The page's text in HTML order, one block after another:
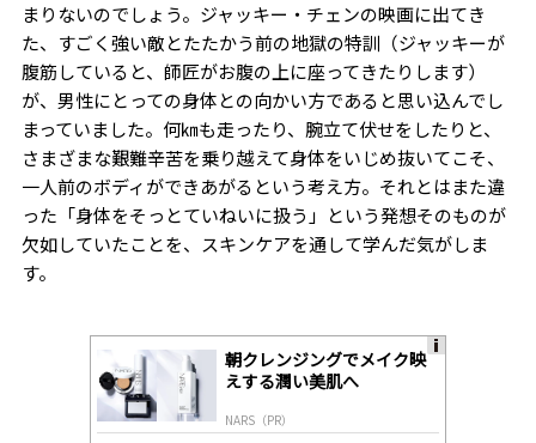
まりないのでしょう。ジャッキー・チェンの映画に出てき
た、すごく強い敵とたたかう前の地獄の特訓（ジャッキーが
腹筋していると、師匠がお腹の上に座ってきたりします）
が、男性にとっての身体との向かい方であると思い込んでし
まっていました。何㎞も走ったり、腕立て伏せをしたりと、
さまざまな艱難辛苦を乗り越えて身体をいじめ抜いてこそ、
一人前のボディができあがるという考え方。それとはまた違
った「身体をそっとていねいに扱う」という発想そのものが
欠如していたことを、スキンケアを通して学んだ気がしま
す。
朝クレンジングでメイク映
えする潤い美肌へ
NARS（PR）